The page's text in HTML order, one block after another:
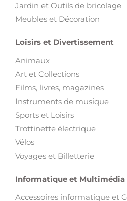
Jardin et Outils de bricolage
Meubles et Décoration
Loisirs et Divertissement
Animaux
Art et Collections
Films, livres, magazines
Instruments de musique
Sports et Loisirs
Trottinette électrique
Vélos
Voyages et Billetterie
Informatique et Multimédia
Accessoires informatique et